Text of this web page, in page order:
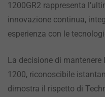
1200GR2 rappresenta
innovazione continua,
esperienza con le
La decisione di mantenere
1200, riconoscibile
dimostra il rispetto di